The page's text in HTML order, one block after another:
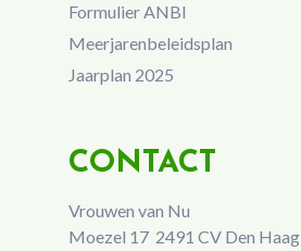
Formulier ANBI
Meerjarenbeleidsplan
Jaarplan 2025
CONTACT
Vrouwen van Nu
Moezel 17 2491 CV Den Haag